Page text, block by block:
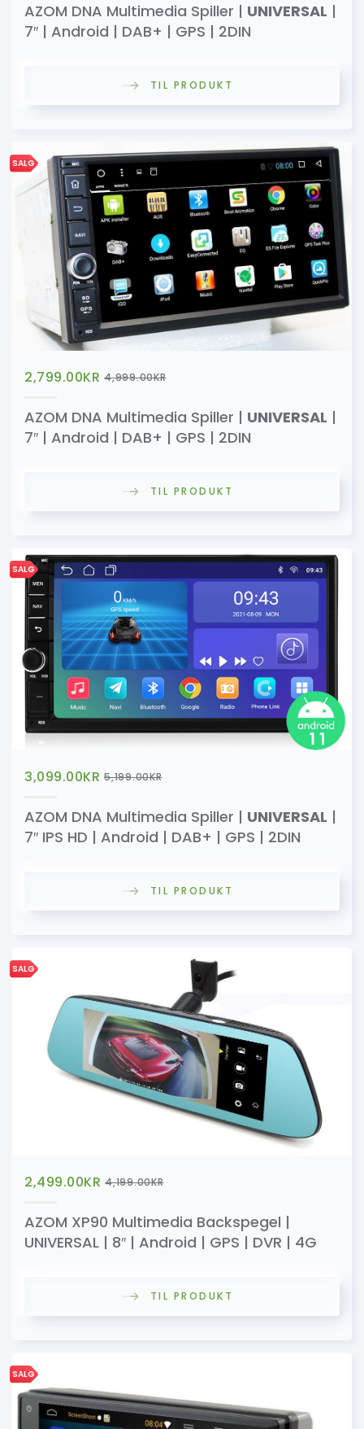
AZOM DNA Multimedia Spiller | UNIVERSAL |
7″ | Android | DAB+ | GPS | 2DIN
TIL PRODUKT
SALG
2,799.00KR 4,999.00KR
AZOM DNA Multimedia Spiller | UNIVERSAL |
7″ | Android | DAB+ | GPS | 2DIN
TIL PRODUKT
SALG
3,099.00KR 5,199.00KR
AZOM DNA Multimedia Spiller | UNIVERSAL |
7″ IPS HD | Android | DAB+ | GPS | 2DIN
TIL PRODUKT
SALG
2,499.00KR 4,199.00KR
AZOM XP90 Multimedia Backspegel |
UNIVERSAL | 8″ | Android | GPS | DVR | 4G
TIL PRODUKT
SALG